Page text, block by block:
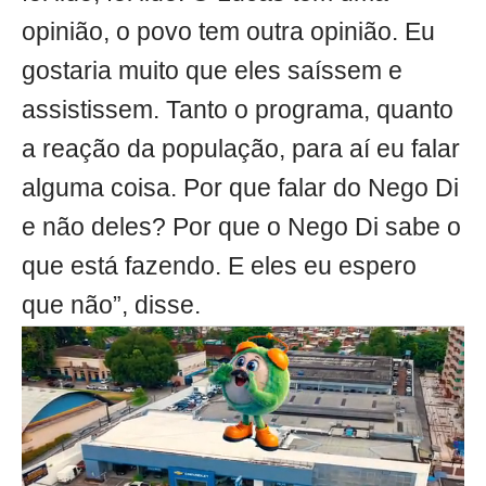
opinião, o povo tem outra opinião. Eu
gostaria muito que eles saíssem e
assistissem. Tanto o programa, quanto
a reação da população, para aí eu falar
alguma coisa. Por que falar do Nego Di
e não deles? Por que o Nego Di sabe o
que está fazendo. E eles eu espero
que não”, disse.